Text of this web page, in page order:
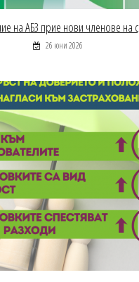
на АБЗ прие нови членове на
26 юни 2026